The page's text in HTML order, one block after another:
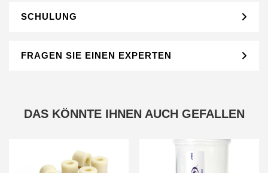
SCHULUNG
FRAGEN SIE EINEN EXPERTEN
DAS KÖNNTE IHNEN AUCH GEFALLEN